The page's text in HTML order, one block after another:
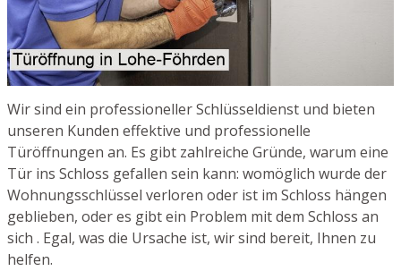
Wir sind ein professioneller Schlüsseldienst und bieten
unseren Kunden effektive und professionelle
Türöffnungen an. Es gibt zahlreiche Gründe, warum eine
Tür ins Schloss gefallen sein kann: womöglich wurde der
Wohnungsschlüssel verloren oder ist im Schloss hängen
geblieben, oder es gibt ein Problem mit dem Schloss an
sich . Egal, was die Ursache ist, wir sind bereit, Ihnen zu
helfen.